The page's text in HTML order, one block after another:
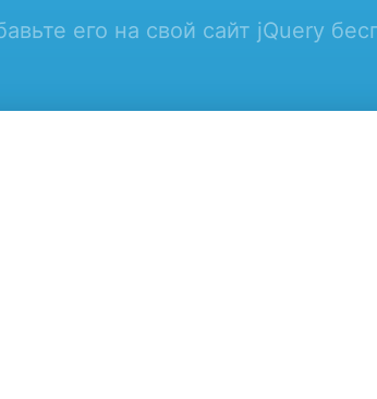
его на свой сайт jQuery